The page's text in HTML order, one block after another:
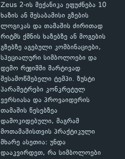
Zeus 2-ის მექანიკა ეფუძნება 10
ხაზის ან შესაბამისი გზების
ლოგიკას და თამაშის ძირითად
რიტმს ქმნის ხაზებზე ან მოგების
გზებზე აგებული კომბინაციები,
სპეციალური სიმბოლოები და
დემო რეჟიმში მარტივად
შესამოწმებელი ტემპი. ზუსტი
პარამეტრები კონკრეტულ
ვერსიასა და პროვაიდერის
თამაშის წესებზეა
დამოკიდებული, მაგრამ
მოთამაშისთვის პრაქტიკული
მხარე ასეთია: უნდა
დააკვირდეთ, რა სიმბოლოები